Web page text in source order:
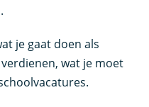
je gaat doen als
wat je moet